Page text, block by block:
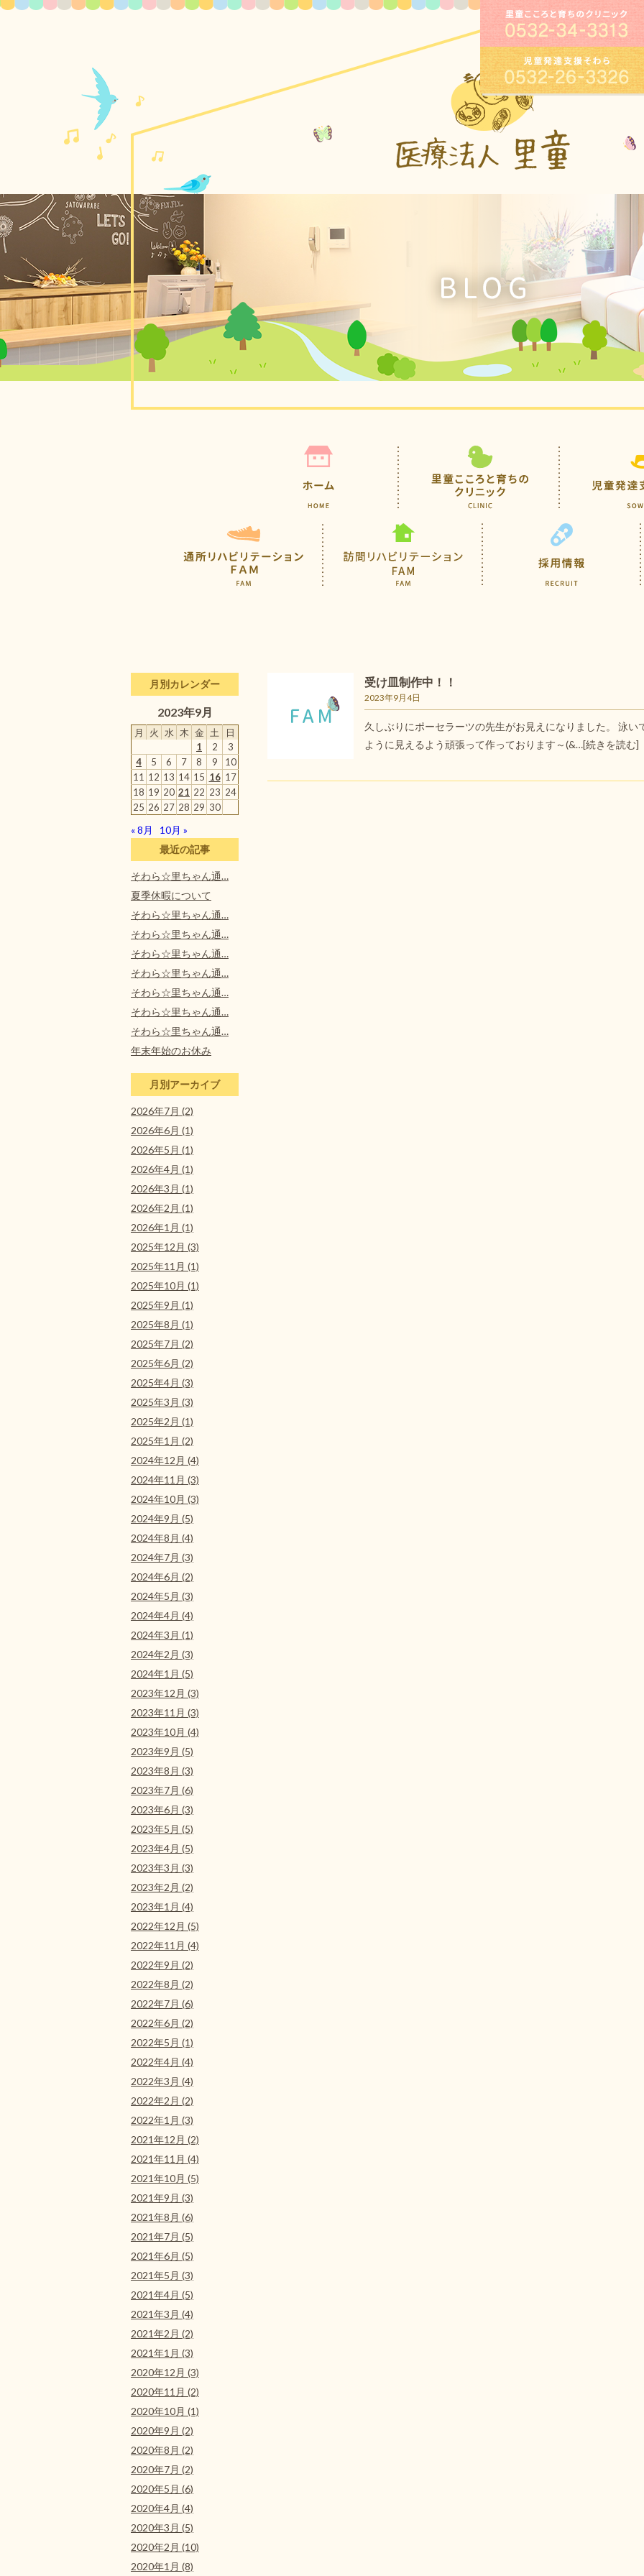
受け皿制作中！！
2023年9月4日
久しぶりにポーセラーツの先生がお見えになりました。 泳い
ように見えるよう頑張って作っております～(&…[続きを読む]
月別カレンダー
2023年9月
月 火 水 木 金 土
日
1
2
3
4
5 6 7 8 9
10
11 12 13 14 15 16 17
18 19 20 21 22 23 24
25 26 27 28 29 30
« 8月
10月 »
最近の記事
そわら☆里ちゃん通…
夏季休暇について
そわら☆里ちゃん通…
そわら☆里ちゃん通…
そわら☆里ちゃん通…
そわら☆里ちゃん通…
そわら☆里ちゃん通…
そわら☆里ちゃん通…
そわら☆里ちゃん通…
年末年始のお休み
月別アーカイブ
2026年7月 (2)
2026年6月 (1)
2026年5月 (1)
2026年4月 (1)
2026年3月 (1)
2026年2月 (1)
2026年1月 (1)
2025年12月 (3)
2025年11月 (1)
2025年10月 (1)
2025年9月 (1)
2025年8月 (1)
2025年7月 (2)
2025年6月 (2)
2025年4月 (3)
2025年3月 (3)
2025年2月 (1)
2025年1月 (2)
2024年12月 (4)
2024年11月 (3)
2024年10月 (3)
2024年9月 (5)
2024年8月 (4)
2024年7月 (3)
2024年6月 (2)
2024年5月 (3)
2024年4月 (4)
2024年3月 (1)
2024年2月 (3)
2024年1月 (5)
2023年12月 (3)
2023年11月 (3)
2023年10月 (4)
2023年9月 (5)
2023年8月 (3)
2023年7月 (6)
2023年6月 (3)
2023年5月 (5)
2023年4月 (5)
2023年3月 (3)
2023年2月 (2)
2023年1月 (4)
2022年12月 (5)
2022年11月 (4)
2022年9月 (2)
2022年8月 (2)
2022年7月 (6)
2022年6月 (2)
2022年5月 (1)
2022年4月 (4)
2022年3月 (4)
2022年2月 (2)
2022年1月 (3)
2021年12月 (2)
2021年11月 (4)
2021年10月 (5)
2021年9月 (3)
2021年8月 (6)
2021年7月 (5)
2021年6月 (5)
2021年5月 (3)
2021年4月 (5)
2021年3月 (4)
2021年2月 (2)
2021年1月 (3)
2020年12月 (3)
2020年11月 (2)
2020年10月 (1)
2020年9月 (2)
2020年8月 (2)
2020年7月 (2)
2020年5月 (6)
2020年4月 (4)
2020年3月 (5)
2020年2月 (10)
2020年1月 (8)